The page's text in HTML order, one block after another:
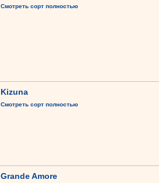
Смотреть сорт полностью
Kizuna
Смотреть сорт полностью
Grande Amore